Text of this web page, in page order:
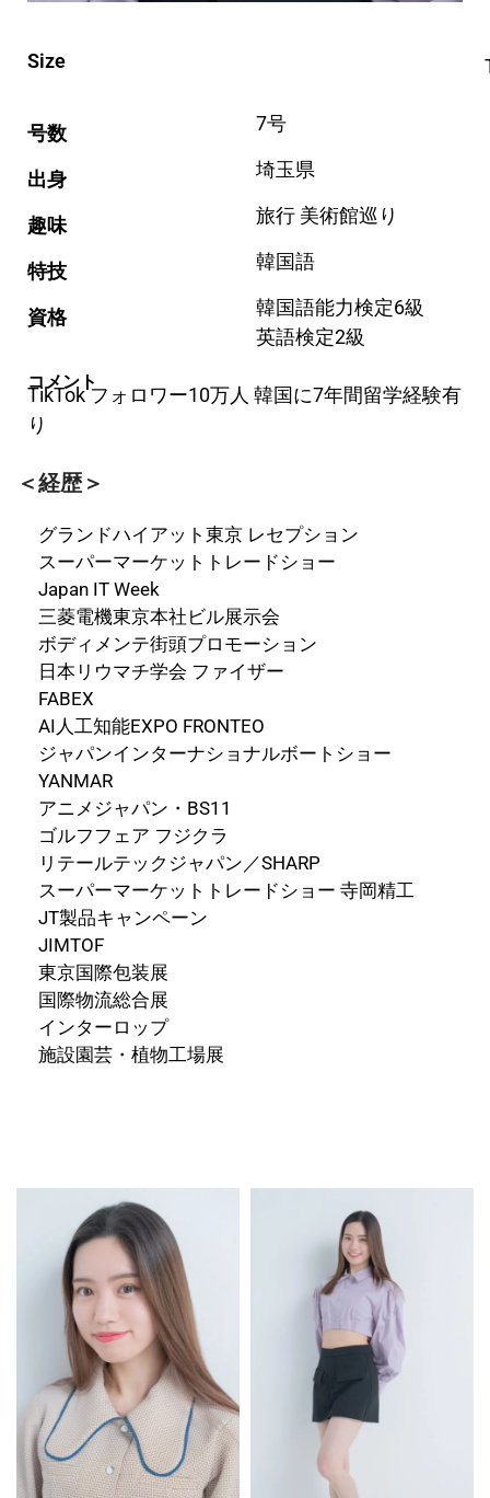
Size
号数 7号
出身 埼玉県
趣味 旅行 美術館巡り
特技 韓国語
資格
韓国語能力検定6級
英語検定2級
コメント
TikTok フォロワー10万人 韓国に7年間留学経験有
り
＜経歴＞
グランドハイアット東京 レセプション
スーパーマーケットトレードショー
Japan IT Week
三菱電機東京本社ビル展示会
ボディメンテ街頭プロモーション
日本リウマチ学会 ファイザー
FABEX
AI人工知能EXPO FRONTEO
ジャパンインターナショナルボートショー
YANMAR
アニメジャパン・BS11
ゴルフフェア フジクラ
リテールテックジャパン／SHARP
スーパーマーケットトレードショー 寺岡精工
JT製品キャンペーン
JIMTOF
東京国際包装展
国際物流総合展
インターロップ
施設園芸・植物工場展